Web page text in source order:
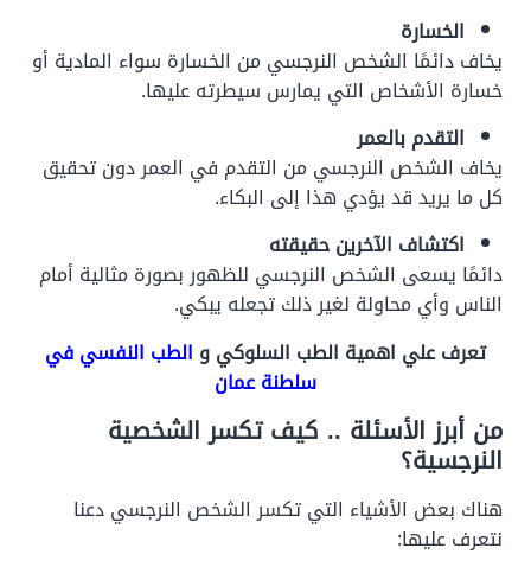
الخسارة
يخاف دائمًا الشخص النرجسي من الخسارة سواء المادية أو
خسارة الأشخاص التي يمارس سيطرته عليها.
التقدم بالعمر
يخاف الشخص النرجسي من التقدم في العمر دون تحقيق
كل ما يريد قد يؤدي هذا إلى البكاء.
اكتشاف الآخرين حقيقته
دائمًا يسعى الشخص النرجسي للظهور بصورة مثالية أمام
الناس وأي محاولة لغير ذلك تجعله يبكي.
تعرف علي اهمية الطب السلوكي و الطب النفسي في
سلطنة عمان
من أبرز الأسئلة .. كيف تكسر الشخصية
النرجسية؟
هناك بعض الأشياء التي تكسر الشخص النرجسي دعنا
نتعرف عليها: